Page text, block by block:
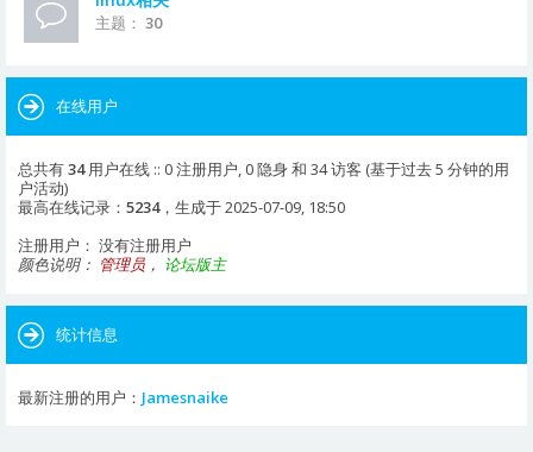
主题： 30
在线用户
总共有34用户在线 :: 0 注册用户, 0 隐身 和 34 访客 (基于过去 5 分钟的用
户活动)
最高在线记录： 5234，生成于 2025-07-09, 18:50
注册用户： 没有注册用户
颜色说明： 管理员 ， 论坛版主
统计信息
最新注册的用户： Jamesnaike